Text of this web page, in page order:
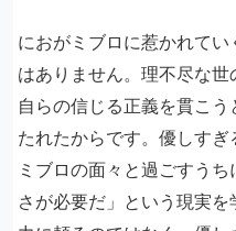
におがミブロに惹かれて
はありません。理不尽な世
自らの信じる正義を貫こ
たれたからです。優しすぎ
ミブロの面々と過ごすう
さが必要だ」という現実